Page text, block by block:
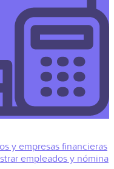
y empresas financieras
empleados y nómina